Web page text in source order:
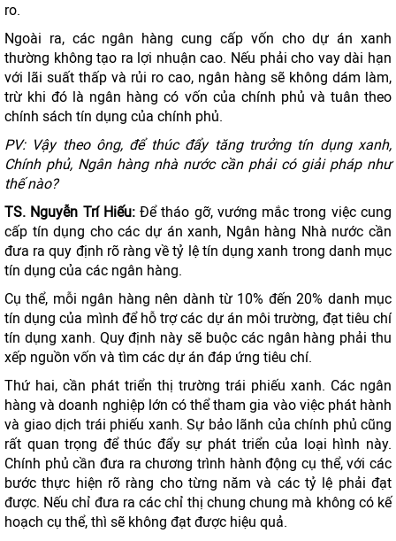
ro.
Ngoài ra, các ngân hàng cung cấp vốn cho dự án xanh
thường không tạo ra lợi nhuận cao. Nếu phải cho vay dài hạn
với lãi suất thấp và rủi ro cao, ngân hàng sẽ không dám làm,
trừ khi đó là ngân hàng có vốn của chính phủ và tuân theo
chính sách tín dụng của chính phủ.
PV: Vậy theo ông, để thúc đẩy tăng trưởng tín dụng xanh,
Chính phủ, Ngân hàng nhà nước cần phải có giải pháp như
thế nào?
TS. Nguyễn Trí Hiếu:Để tháo gỡ, vướng mắc trong việc cung
cấp tín dụng cho các dự án xanh, Ngân hàng Nhà nước cần
đưa ra quy định rõ ràng về tỷ lệ tín dụng xanh trong danh mục
tín dụng của các ngân hàng.
Cụ thể, mỗi ngân hàng nên dành từ 10% đến 20% danh mục
tín dụng của mình để hỗ trợ các dự án môi trường, đạt tiêu chí
tín dụng xanh. Quy định này sẽ buộc các ngân hàng phải thu
xếp nguồn vốn và tìm các dự án đáp ứng tiêu chí.
Thứ hai, cần phát triển thị trường trái phiếu xanh. Các ngân
hàng và doanh nghiệp lớn có thể tham gia vào việc phát hành
và giao dịch trái phiếu xanh. Sự bảo lãnh của chính phủ cũng
rất quan trọng để thúc đẩy sự phát triển của loại hình này.
Chính phủ cần đưa ra chương trình hành động cụ thể, với các
bước thực hiện rõ ràng cho từng năm và các tỷ lệ phải đạt
được. Nếu chỉ đưa ra các chỉ thị chung chung mà không có kế
hoạch cụ thể, thì sẽ không đạt được hiệu quả.